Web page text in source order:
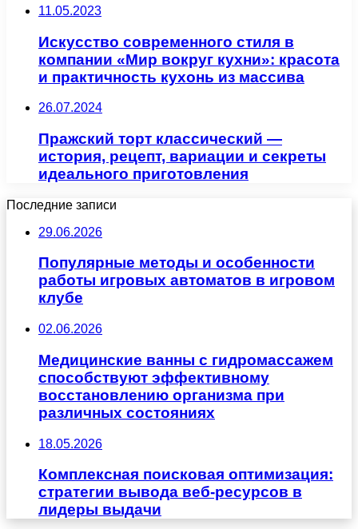
11.05.2023
Искусство современного стиля в
компании «Мир вокруг кухни»: красота
и практичность кухонь из массива
26.07.2024
Пражский торт классический —
история, рецепт, вариации и секреты
идеального приготовления
Последние записи
29.06.2026
Популярные методы и особенности
работы игровых автоматов в игровом
клубе
02.06.2026
Медицинские ванны с гидромассажем
способствуют эффективному
восстановлению организма при
различных состояниях
18.05.2026
Комплексная поисковая оптимизация:
стратегии вывода веб-ресурсов в
лидеры выдачи